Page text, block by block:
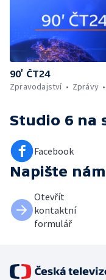
90’ ČT24
Zpravodajství
Zprávy
Studio 6 na
Facebook
Napište nám
Otevřít
kontaktní
formulář